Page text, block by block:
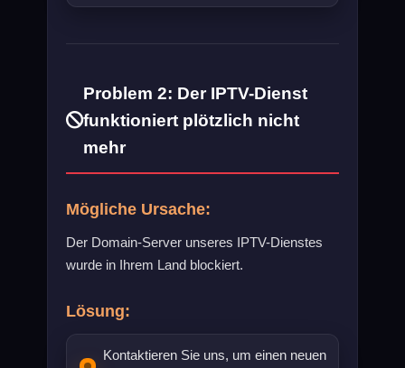
Problem 2: Der IPTV-Dienst
funktioniert plötzlich nicht
mehr
Mögliche Ursache:
Der Domain-Server unseres IPTV-Dienstes
wurde in Ihrem Land blockiert.
Lösung:
Kontaktieren Sie uns, um einen neuen